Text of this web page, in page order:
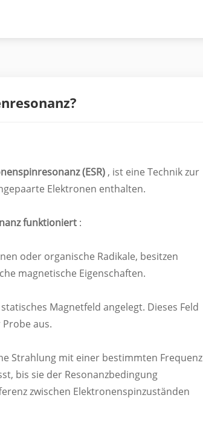
(ESR) , ist eine Technik zur
Elektronen enthalten.
funktioniert :
oder organische Radikale, besitzen
magnetische Eigenschaften.
Magnetfeld angelegt. Dieses Feld
aus.
Strahlung mit einer bestimmten Frequenz
bis sie der Resonanzbedingung
zwischen Elektronenspinzuständen